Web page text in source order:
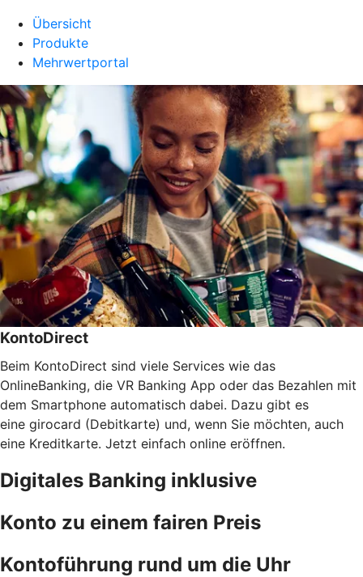
Übersicht
Produkte
Mehrwertportal
KontoDirect
Beim KontoDirect sind viele Services wie das
OnlineBanking, die VR Banking App oder das Bezahlen mit
dem Smartphone automatisch dabei. Dazu gibt es
eine girocard (Debitkarte) und, wenn Sie möchten, auch
eine Kreditkarte. Jetzt einfach online eröffnen.
Digitales Banking inklusive
Konto zu einem fairen Preis
Kontoführung rund um die Uhr